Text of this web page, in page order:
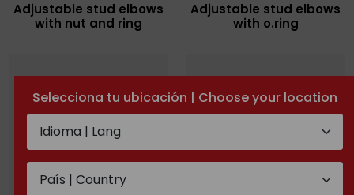
Selecciona tu ubicación | Choose your location
Adjustable stud elbows
with nut and ring
Adjustable stud elbows
with o.ring